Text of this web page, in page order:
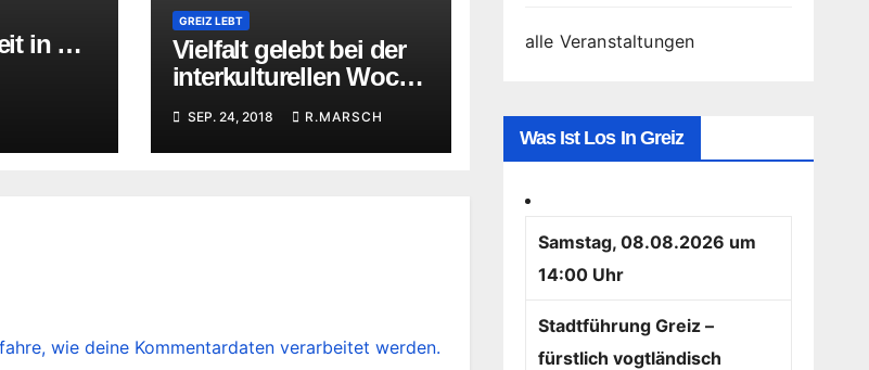
in der
GREIZ LEBT
Vielfalt gelebt bei der
interkulturellen Woche
SEP. 24, 2018 R.MARSCH
wie deine Kommentardaten verarbeitet werden.
alle Veranstaltungen
Was Ist Los In Greiz
Samstag, 08.08.2026 um
14:00 Uhr
Stadtführung Greiz –
fürstlich vogtländisch